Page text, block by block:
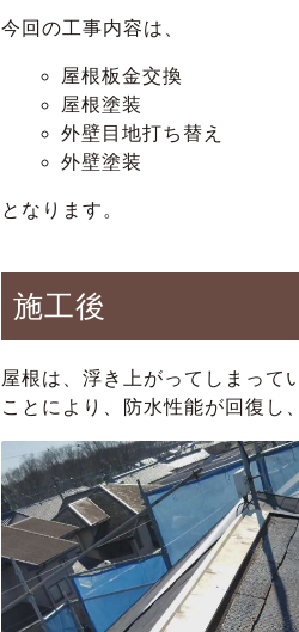
今回の工事内容は、
屋根板金交換
屋根塗装
外壁目地打ち替え
外壁塗装
となります。
施工後
屋根は、浮き上がってしまって
ことにより、防水性能が回復し